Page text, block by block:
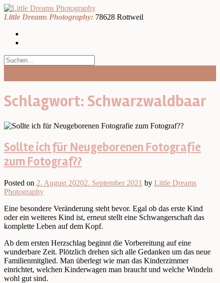
Skip
to
Little Dreams Photography: 78628 Rottweil
Schlagwort: Schwarzwaldbaar
Sollte ich für Neugeborenen Fotografie
zum Fotograf??
Posted on 2. August 20202. September 2021 by Little Dreams
Photography
Eine besondere Veränderung steht bevor. Egal ob das erste Kind
oder ein weiteres Kind ist, erneut stellt eine Schwangerschaft das
komplette Leben auf dem Kopf.
Ab dem ersten Herzschlag beginnt die Vorbereitung auf eine
wunderbare Zeit. Plötzlich drehen sich alle Gedanken um das neue
Familienmitglied. Man überlegt wie man das Kinderzimmer
einrichtet, welchen Kinderwagen man braucht und welche Windeln
wohl gut sind.